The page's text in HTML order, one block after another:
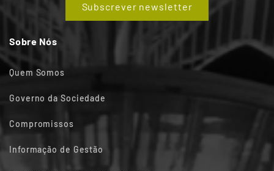
Subscrever newsletter
Sobre Nós
Quem Somos
Governo da Sociedade
Compromissos
Informação de Gestão